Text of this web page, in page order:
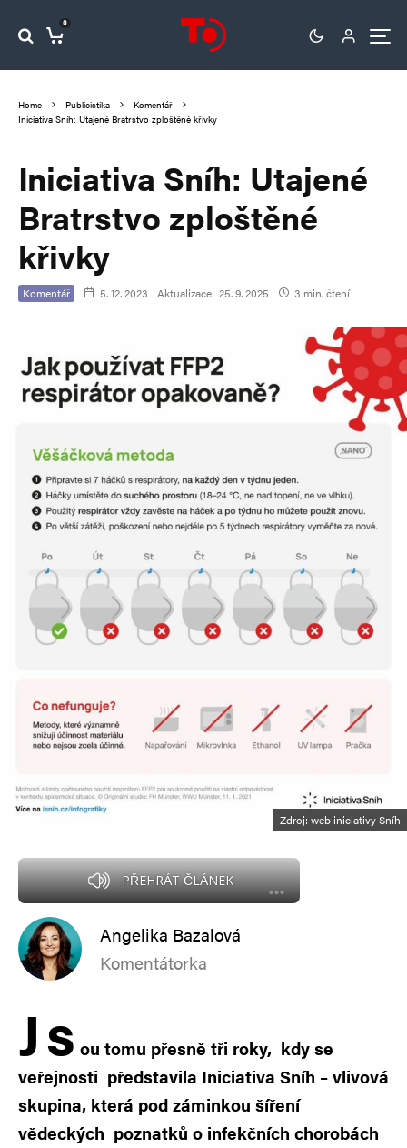
0
Home Publicistika
Komentář
Iniciativa Sníh: Utajené Bratrstvo zploštěné křivky
Iniciativa Sníh: Utajené
Bratrstvo zploštěné
křivky
Komentář 5. 12. 2023 Aktualizace: 25. 9. 2025 3 min. čtení
Zdroj: web iniciativy Sníh
PŘEHRÁT ČLÁNEK
Angelika Bazalová
Komentátorka
Js ou tomu přesně tři roky, kdy se
veřejnosti představila Iniciativa Sníh – vlivová
skupina, která pod záminkou šíření
vědeckých poznatků o infekčních chorobách